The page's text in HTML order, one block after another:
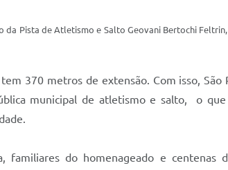
Pista de Atletismo e Salto Geovani Bertochi
370 metros de extensão. Com isso, São
municipal de atletismo e salto, o que
do homenageado e centenas